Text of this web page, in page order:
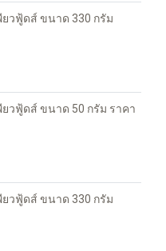
วฟู้ดส์ ขนาด 330 กรัม
วฟู้ดส์ ขนาด 50 กรัม ราคา
วฟู้ดส์ ขนาด 330 กรัม